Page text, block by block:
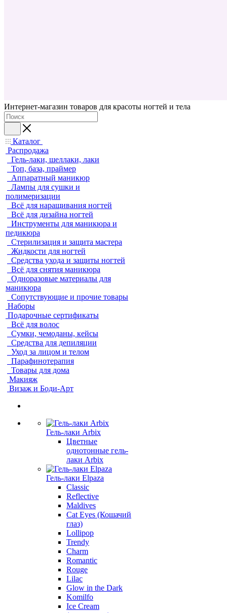
Интернет-магазин товаров для красоты ногтей и тела
Каталог
Распродажа
Гель-лаки, шеллаки, лаки
Топ, база, праймер
Аппаратный маникюр
Лампы для сушки и
полимеризации
Всё для наращивания ногтей
Всё для дизайна ногтей
Инструменты для маникюра и
педикюра
Стерилизация и защита мастера
Жидкости для ногтей
Средства ухода и защиты ногтей
Всё для снятия маникюра
Одноразовые материалы для
маникюра
Сопутствующие и прочие товары
Наборы
Подарочные сертификаты
Всё для волос
Сумки, чемоданы, кейсы
Средства для депиляции
Уход за лицом и телом
Парафинотерапия
Товары для дома
Макияж
Визаж и Боди-Арт
Гель-лаки Arbix
Цветные
однотонные гель-
лаки Arbix
Гель-лаки Elpaza
Classic
Reflective
Maldives
Cat Eyes (Кошачий
глаз)
Lollipop
Trendy
Charm
Romantic
Rouge
Lilac
Glow in the Dark
Komilfo
Ice Cream